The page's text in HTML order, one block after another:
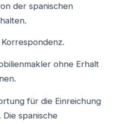
der spanischen
ohne Erhalt
für die Einreichung
Die spanische